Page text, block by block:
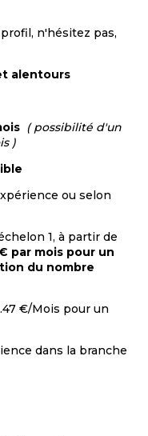
n'hésitez pas,
alentours
( possibilité d'un
)
ou selon
1, à partir de
par mois pour un
du nombre
€/Mois pour un
dans la branche